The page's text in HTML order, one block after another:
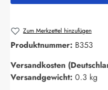
Zum Merkzettel hinzufügen
Produktnummer: B353
Versandkosten
Versandgewicht: 0.3 kg